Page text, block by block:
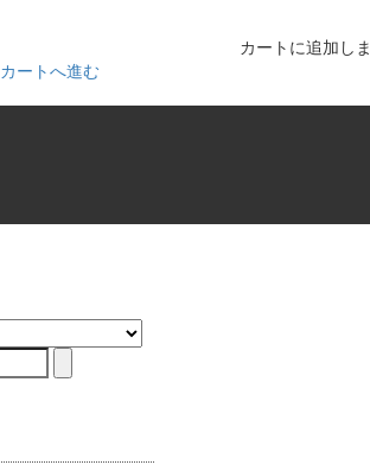
カートに追加し
カートへ進む